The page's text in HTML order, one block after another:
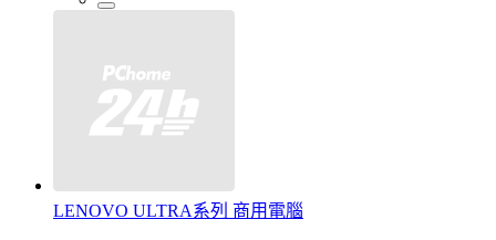
LENOVO ULTRA系列 商用電腦